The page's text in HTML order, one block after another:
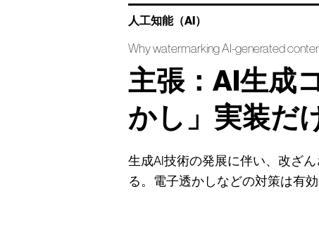
人工知能（AI）
Why watermarking AI-generated
主張：AI生成
かし」実装だ
生成AI技術の発展に伴い、改ざ
る。電子透かしなどの対策は有